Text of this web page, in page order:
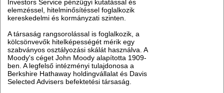
Investors Service pénzügyi kutatással és
elemzéssel, hitelminősítéssel foglalkozik
kereskedelmi és kormányzati szinten.
A társaság rangsorolással is foglalkozik, a
kölcsönvevők hitelképességét mérik egy
szabványos osztályozási skálát használva. A
Moody's céget John Moody alapította 1909-
ben. A legfelső intézményi tulajdonosa a
Berkshire Hathaway holdingvállalat és Davis
Selected Advisers befektetési társaság.